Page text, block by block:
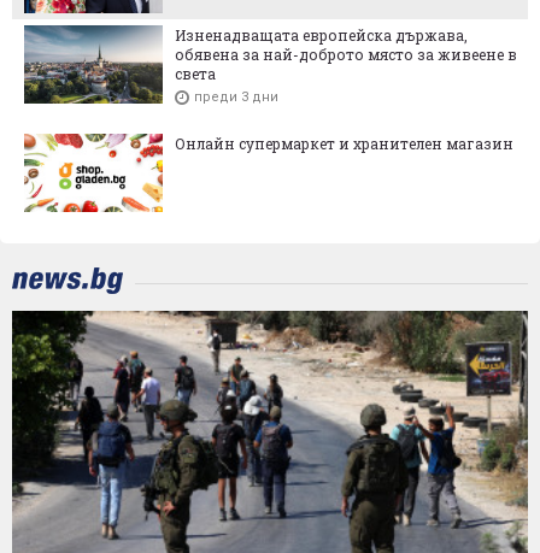
Изненадващата европейска държава,
обявена за най-доброто място за живеене в
света
преди 3 дни
Онлайн супермаркет и хранителен магазин